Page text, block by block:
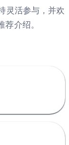
灵活参与，并欢
介绍。